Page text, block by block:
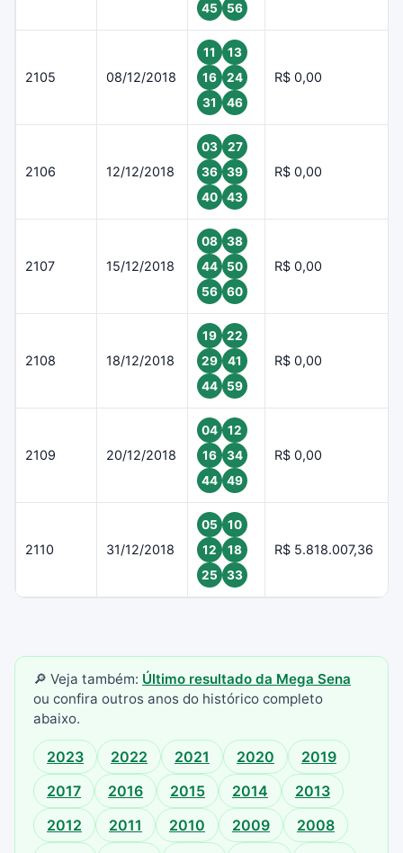
45
56
2105 08/12/2018
11
13
16
24
31
46
R$ 0,00
2106 12/12/2018
03
27
36
39
40
43
R$ 0,00
2107 15/12/2018
08
38
44
50
56
60
R$ 0,00
2108 18/12/2018
19
22
29
41
44
59
R$ 0,00
2109 20/12/2018
04
12
16
34
44
49
R$ 0,00
2110 31/12/2018
05
10
12
18
25
33
R$ 5.818.007,36
🔎 Veja também: Último resultado da Mega Sena
ou confira outros anos do histórico completo
abaixo.
2023 2022 2021 2020
2019
2017
2016 2015 2014
2013
2012
2011 2010 2009
2008